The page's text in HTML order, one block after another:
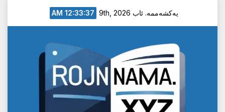
یەکشەممە. ئاب 9th, 2026 12:33:37 AM